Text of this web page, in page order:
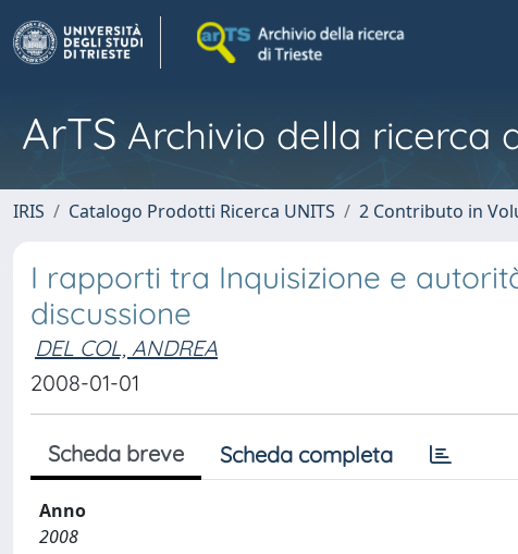
ArTS Archivio della ricerca
IRIS Catalogo Prodotti Ricerca UNITS 2 Contributo in
I rapporti tra Inquisizione e
discussione
DEL COL, ANDREA
2008-01-01
Scheda breve Scheda completa
Anno
2008